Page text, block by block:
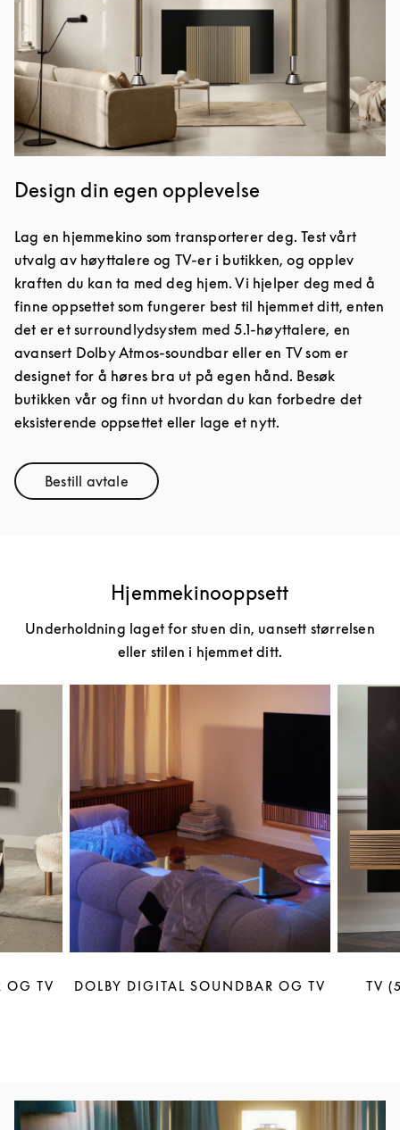
Design din egen opplevelse
Lag en hjemmekino som transporterer deg. Test vårt
utvalg av høyttalere og TV-er i butikken, og opplev
kraften du kan ta med deg hjem. Vi hjelper deg med å
finne oppsettet som fungerer best til hjemmet ditt, enten
det er et surroundlydsystem med 5.1-høyttalere, en
avansert Dolby Atmos-soundbar eller en TV som er
designet for å høres bra ut på egen hånd. Besøk
butikken vår og finn ut hvordan du kan forbedre det
eksisterende oppsettet eller lage et nytt.
Bestill avtaleLink Opens in New Tab
Hjemmekinooppsett
Underholdning laget for stuen din, uansett størrelsen
eller stilen i hjemmet ditt.
OG TV DOLBY DIGITAL SOUNDBAR OG TV TV
Bilde av arrangement